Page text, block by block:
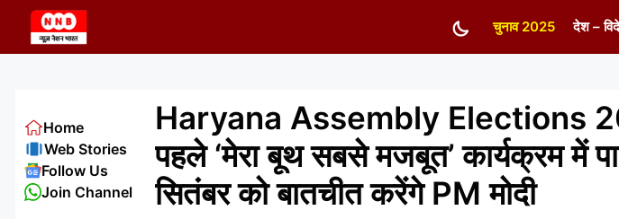
content
चुनाव 2025 देश –
Haryana Assembly Elections
पहले ‘मेरा बूथ सबसे मजबूत’ कार्यक्रम में
सितंबर को बातचीत करेंगे PM मोदी
Home
Web Stories
Follow Us
Join Channel